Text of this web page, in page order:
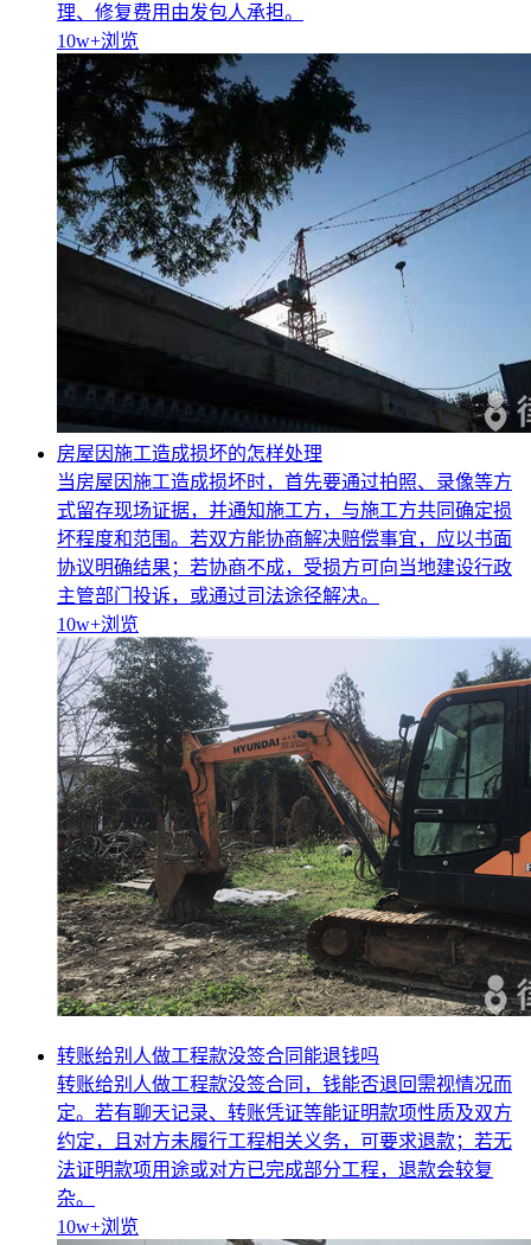
理、修复费用由发包人承担。
10w+浏览
房屋因施工造成损坏的怎样处理
当房屋因施工造成损坏时，首先要通过拍照、录像等方
式留存现场证据，并通知施工方，与施工方共同确定损
坏程度和范围。若双方能协商解决赔偿事宜，应以书面
协议明确结果；若协商不成，受损方可向当地建设行政
主管部门投诉，或通过司法途径解决。
10w+浏览
转账给别人做工程款没签合同能退钱吗
转账给别人做工程款没签合同，钱能否退回需视情况而
定。若有聊天记录、转账凭证等能证明款项性质及双方
约定，且对方未履行工程相关义务，可要求退款；若无
法证明款项用途或对方已完成部分工程，退款会较复
杂。
10w+浏览